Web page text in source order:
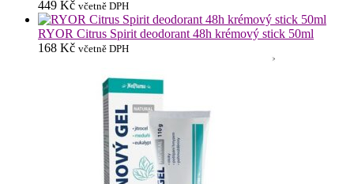
449 Kč včetně DPH
RYOR Citrus Spirit deodorant 48h krémový stick 50ml
168 Kč včetně DPH